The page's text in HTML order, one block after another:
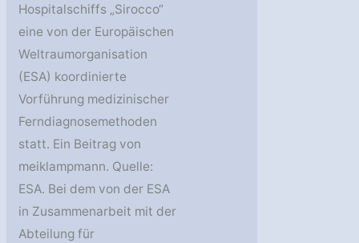
Hospitalschiffs „Sirocco“
eine von der Europäischen
Weltraumorganisation
(ESA) koordinierte
Vorführung medizinischer
Ferndiagnosemethoden
statt. Ein Beitrag von
meiklampmann. Quelle:
ESA. Bei dem von der ESA
in Zusammenarbeit mit der
Abteilung für